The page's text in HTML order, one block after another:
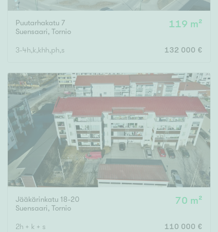
Puutarhakatu 7
Suensaari, Tornio
119 m²
3-4h,k,khh,ph,s 132 000 €
Jääkärinkatu 18-20
Suensaari, Tornio
70 m²
2h + k + s 110 000 €